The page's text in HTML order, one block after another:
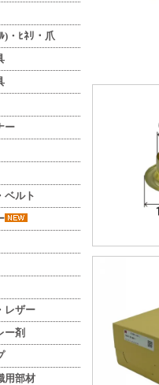
)・ﾋﾈﾘ・爪
ー
ベルト
レザー
ー剤
用部材